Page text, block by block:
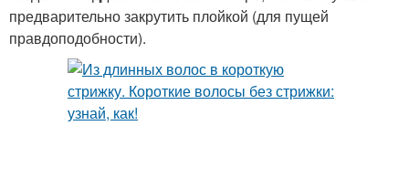
предварительно закрутить плойкой (для пущей
правдоподобности).